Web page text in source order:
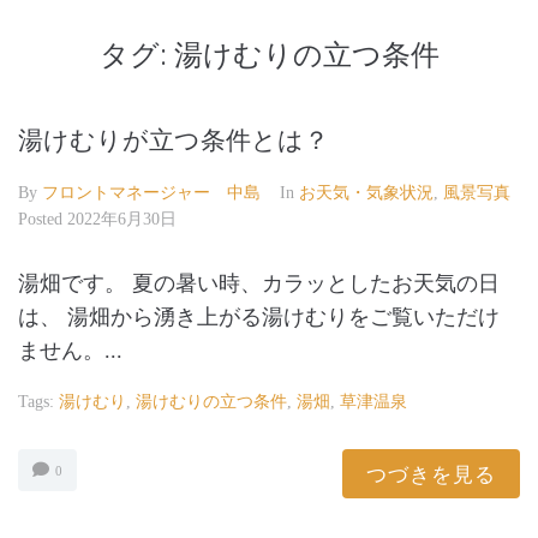
タグ: 湯けむりの立つ条件
湯けむりが立つ条件とは？
By フロントマネージャー 中島 In お天気・気象状況, 風景写真
Posted 2022年6月30日
湯畑です。 夏の暑い時、カラッとしたお天気の日
は、 湯畑から湧き上がる湯けむりをご覧いただけ
ません。...
Tags: 湯けむり , 湯けむりの立つ条件, 湯畑 , 草津温泉
0 つづきを見る